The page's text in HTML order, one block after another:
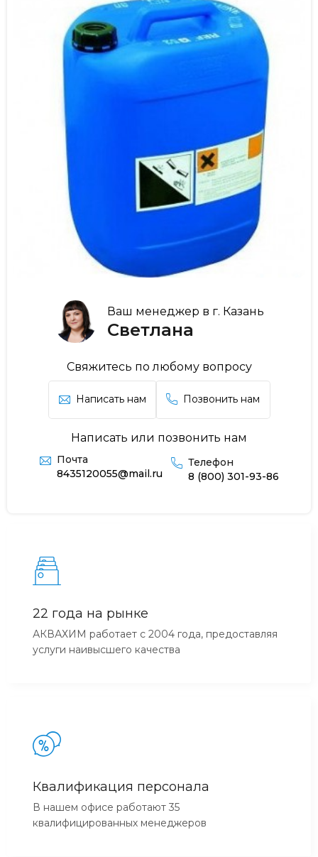
Ваш менеджер в г. Казань
Светлана
Свяжитесь по любому вопросу
Написать нам Позвонить нам
Написать или позвонить нам
Почта
8435120055@mail.ru
Телефон
8 (800) 301-93-86
22 года на рынке
АКВАХИМ работает с 2004 года, предоставляя
услуги наивысшего качества
Квалификация персонала
В нашем офисе работают 35
квалифицированных менеджеров